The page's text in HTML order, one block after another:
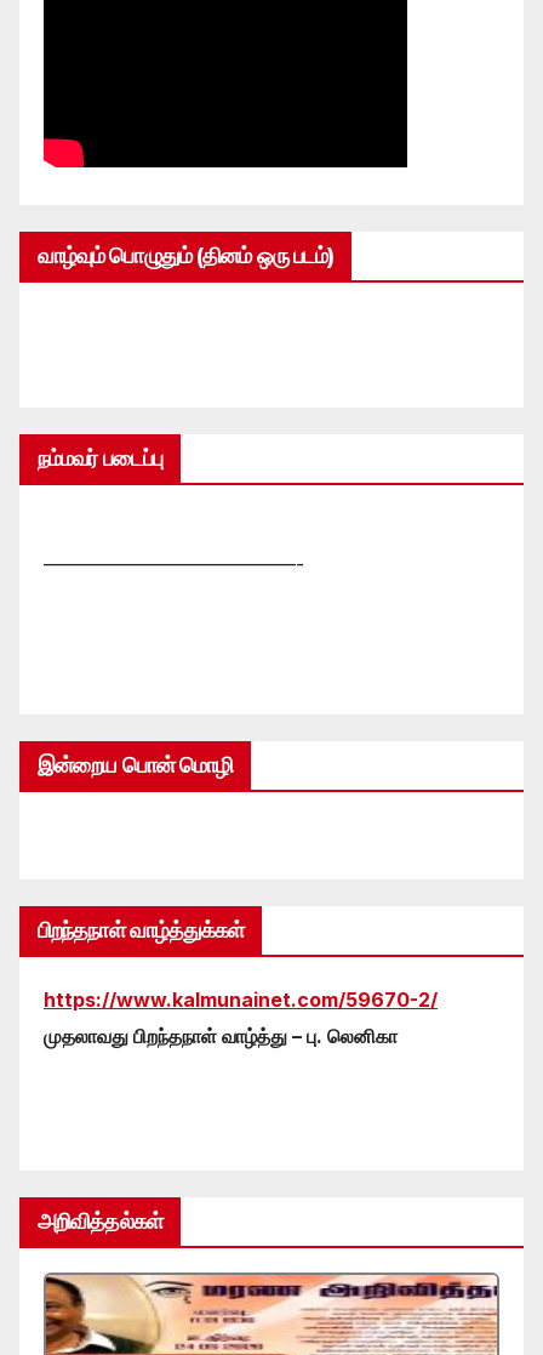
வாழ்வும் பொழுதும் (தினம் ஒரு படம்)
நம்மவர் படைப்பு
—————————————-
இன்றைய பொன் மொழி
பிறந்தநாள் வாழ்த்துக்கள்
https://www.kalmunainet.com/59670-2/
முதலாவது பிறந்தநாள் வாழ்த்து – பு. லெனிகா
அறிவித்தல்கள்